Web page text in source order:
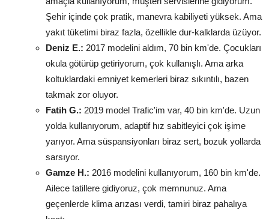
Şehir içinde çok pratik, manevra kabiliyeti yüksek. Ama
yakıt tüketimi biraz fazla, özellikle dur-kalklarda üzüyor.
Deniz E.: 2017 modelini aldım, 70 bin km'de. Çocukları
okula götürüp getiriyorum, çok kullanışlı. Ama arka
koltuklardaki emniyet kemerleri biraz sıkıntılı, bazen
takmak zor oluyor.
Fatih G.: 2019 model Trafic'im var, 40 bin km'de. Uzun
yolda kullanıyorum, adaptif hız sabitleyici çok işime
yarıyor. Ama süspansiyonları biraz sert, bozuk yollarda
sarsıyor.
Gamze H.: 2016 modelini kullanıyorum, 160 bin km'de.
Ailece tatillere gidiyoruz, çok memnunuz. Ama
geçenlerde klima arızası verdi, tamiri biraz pahalıya